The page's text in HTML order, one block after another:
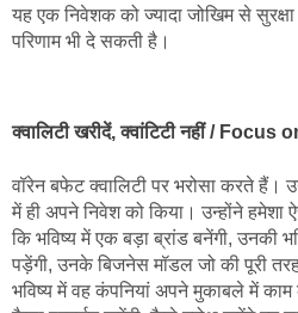
यह एक निवेशक को ज्यादा जोखिम से
परिणाम भी दे सकती है।
क्वालिटी खरीदें, क्वांटिटी नहीं / Focus
वॉरेन बफेट क्वालिटी पर भरोसा करते हैं।
में ही अपने निवेश को किया। उन्होंने हमेशा
कि भविष्य में एक बड़ा ब्रांड बनेंगी, उनकी
पड़ेंगी, उनके बिजनेस मॉडल जो की पूरी
भविष्य में वह कंपनियां अपने मुकाबले में